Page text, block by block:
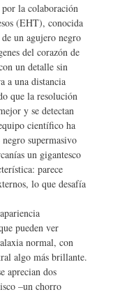
la colaboración
(EHT), conocida
un agujero negro
del corazón de
un detalle sin
a una distancia
que la resolución
y se detectan
científico ha
supermasivo
un gigantesco
parece
lo que desafía
pueden ver
normal, con
algo más brillante.
aprecian dos
–un chorro